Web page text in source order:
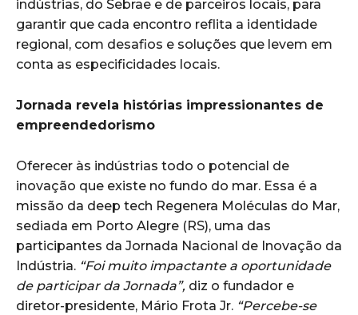
indústrias, do Sebrae e de parceiros locais, para
garantir que cada encontro reflita a identidade
regional, com desafios e soluções que levem em
conta as especificidades locais.
Jornada revela histórias impressionantes de
empreendedorismo
Oferecer às indústrias todo o potencial de
inovação que existe no fundo do mar. Essa é a
missão da deep tech Regenera Moléculas do Mar,
sediada em Porto Alegre (RS), uma das
participantes da Jornada Nacional de Inovação da
Indústria. “Foi muito impactante a oportunidade
de participar da Jornada”, diz o fundador e
diretor-presidente, Mário Frota Jr. “Percebe-se